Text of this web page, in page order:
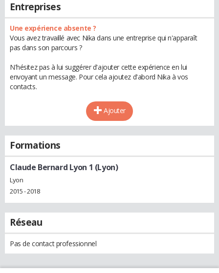
Entreprises
Une expérience absente ?
Vous avez travaillé avec Nika dans une entreprise qui n'apparaît
pas dans son parcours ?
N'hésitez pas à lui suggérer d'ajouter cette expérience en lui
envoyant un message. Pour cela ajoutez d'abord Nika à vos
contacts.
Ajouter
Formations
Claude Bernard Lyon 1 (Lyon)
Lyon
2015 - 2018
Réseau
Pas de contact professionnel